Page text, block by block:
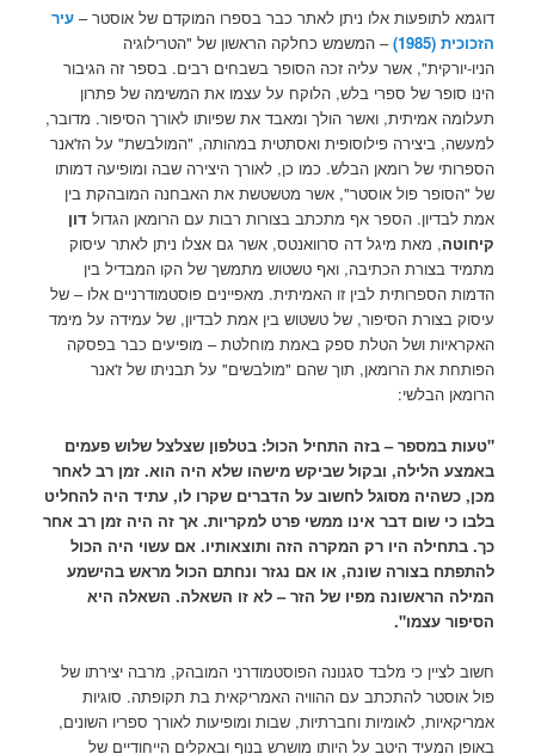
דוגמא לתופעות אלו ניתן לאתר כבר בספרו המוקדם של אוסטר –עיר
הזכוכית (1985)
– המשמש כחלקה הראשון של "הטרילוגיה
הניו-יורקית", אשר עליה זכה הסופר בשבחים רבים. בספר זה הגיבור
הינו סופר של ספרי בלש, הלוקח על עצמו את המשימה של פתרון
תעלומה אמיתית, ואשר הולך ומאבד את שפיותו לאורך הסיפור. מדובר,
למעשה, ביצירה פילוסופית ואסתטית במהותה, "המולבשת" על הז'אנר
הספרותי של רומאן הבלש. כמו כן, לאורך היצירה שבה ומופיעה דמותו
של "הסופר פול אוסטר", אשר מטשטשת את האבחנה המובהקת בין
אמת לבדיון. הספר אף מתכתב בצורות רבות עם הרומאן הגדולדון
קיחוטה, מאת מיגל דה סרוואנטס, אשר גם אצלו ניתן לאתר עיסוק
מתמיד בצורת הכתיבה, ואף טשטוש מתמשך של הקו המבדיל בין
הדמות הספרותית לבין זו האמיתית. מאפיינים פוסטמודרניים אלו – של
עיסוק בצורת הסיפור, של טשטוש בין אמת לבדיון, של עמידה על מימד
האקראיות ושל הטלת ספק באמת מוחלטת – מופיעים כבר בפסקה
הפותחת את הרומאן, תוך שהם "מולבשים" על תבניתו של ז'אנר
הרומאן הבלשי:
"טעות במספר – בזה התחיל הכול: בטלפון שצלצל שלוש פעמים
באמצע הלילה, ובקול שביקש מישהו שלא היה הוא. זמן רב לאחר
מכן, כשהיה מסוגל לחשוב על הדברים שקרו לו, עתיד היה להחליט
בלבו כי שום דבר אינו ממשי פרט למקריות. אך זה היה זמן רב אחר
כך. בתחילה היו רק המקרה הזה ותוצאותיו. אם עשוי היה הכול
להתפתח בצורה שונה, או אם נגזר ונחתם הכול מראש בהישמע
המילה הראשונה מפיו של הזר – לא זו השאלה. השאלה היא
הסיפור עצמו".
חשוב לציין כי מלבד סגנונה הפוסטמודרני המובהק, מרבה יצירתו של
פול אוסטר להתכתב עם ההוויה האמריקאית בת תקופתה. סוגיות
אמריקאיות, לאומיות וחברתיות, שבות ומופיעות לאורך ספריו השונים,
באופן המעיד היטב על היותו מושרש בנוף ובאקלים הייחודיים של